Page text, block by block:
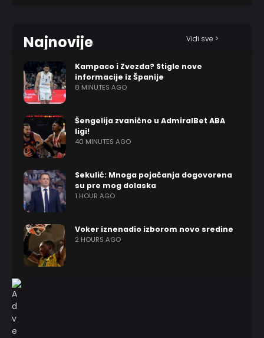
Najnovije Vidi sve >
Kampaco i Zvezda? Stigle nove
informacije iz Španije
8 MINUTES AGO
Šengelija zvanično u AdmiralBet ABA
ligi!
40 MINUTES AGO
Sekulić: Mnoga pojačanja dogovorena
su pre mog dolaska
1 HOUR AGO
Voker iznenadio izborom novo sredine
2 HOURS AGO